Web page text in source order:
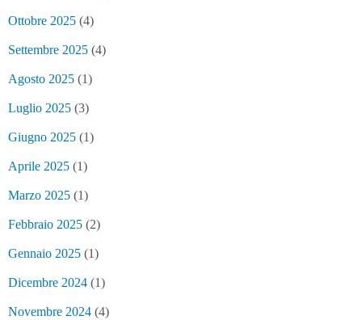
Ottobre 2025 (4)
Settembre 2025 (4)
Agosto 2025 (1)
Luglio 2025 (3)
Giugno 2025 (1)
Aprile 2025 (1)
Marzo 2025 (1)
Febbraio 2025 (2)
Gennaio 2025 (1)
Dicembre 2024 (1)
Novembre 2024 (4)